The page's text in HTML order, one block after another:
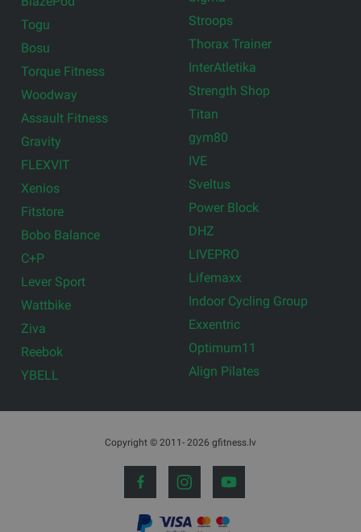
Togu
Bosu
Torque Fitness
Woodway
Assault Fitness
Gravity
FLEXVIT
Xenios
Fitstore
Bobo Balance
C+P
Lever Sport
Wattbike
Ziva
Reebok
YBELL
Stroops
Thorax Trainer
InterAtletika
Strength Shop
Titan
gym80
IVE
Sveltus
Power Block
DHZ
LIVEPRO
Lifemaxx
Indoor Cycling Group
Exxentric
Optimum11
Align Pilates
Copyright © 2011- 2026 gfitness.lv